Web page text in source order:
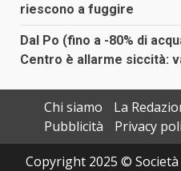
riescono a fuggire
Dal Po (fino a -80% di
Centro è allarme siccità:
Chi siamo
La
Pubblicità
Privacy
Copyright 2025 ©